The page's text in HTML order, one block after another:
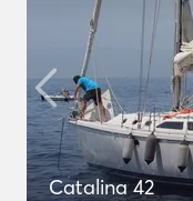
Catalina 42